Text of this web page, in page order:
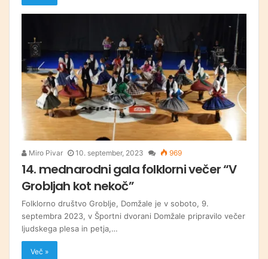
Miro Pivar 10. september, 2023 969
14. mednarodni gala folklorni večer “V
Grobljah kot nekoč”
Folklorno društvo Groblje, Domžale je v soboto, 9.
septembra 2023, v Športni dvorani Domžale pripravilo večer
ljudskega plesa in petja,…
Več »